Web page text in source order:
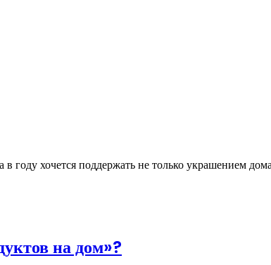
году хочется поддержать не только украшением
на дом»?